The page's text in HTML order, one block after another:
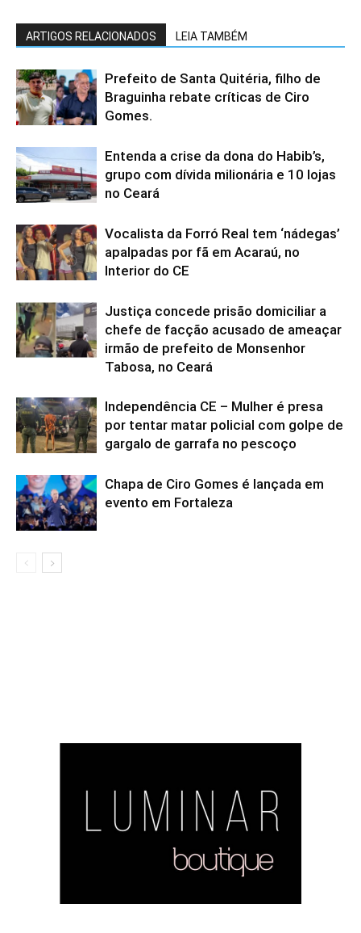
ARTIGOS RELACIONADOS LEIA TAMBÉM
Prefeito de Santa Quitéria, filho de
Braguinha rebate críticas de Ciro
Gomes.
Entenda a crise da dona do Habib’s,
grupo com dívida milionária e 10 lojas
no Ceará
Vocalista da Forró Real tem ‘nádegas’
apalpadas por fã em Acaraú, no
Interior do CE
Justiça concede prisão domiciliar a
chefe de facção acusado de ameaçar
irmão de prefeito de Monsenhor
Tabosa, no Ceará
Independência CE – Mulher é presa
por tentar matar policial com golpe de
gargalo de garrafa no pescoço
Chapa de Ciro Gomes é lançada em
evento em Fortaleza